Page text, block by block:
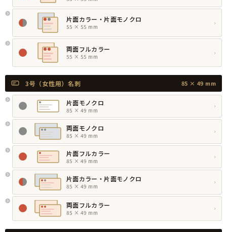
片面カラー・片面モノクロ
55 × 55 mm
›
両面フルカラー
55 × 55 mm
›
3号（女性用）名刺 85 × 49 mm
片面モノクロ
85 × 49 mm
›
両面モノクロ
85 × 49 mm
›
片面フルカラー
85 × 49 mm
›
片面カラー・片面モノクロ
85 × 49 mm
›
両面フルカラー
85 × 49 mm
›